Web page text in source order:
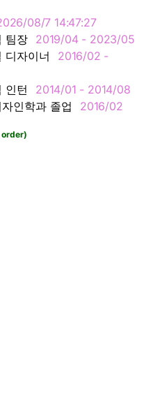
08/7 14:47:27
팀장 2019/04 - 2023/05
디자이너
2016/02 -
인턴
2014/01 - 2014/08
인학과 졸업
2016/02